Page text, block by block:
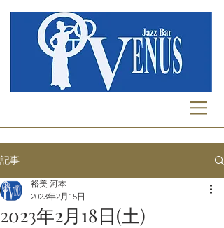
記事
2023年2月18日(土)
裕美 河本
2023年2月15日